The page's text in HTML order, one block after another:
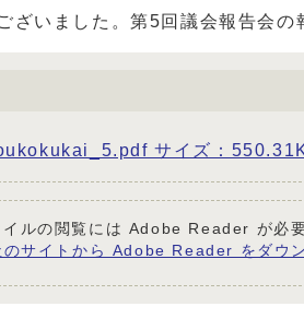
ざいました。第5回議会報告会
サイズ：
イルの閲覧には Adobe Reader が必
サイトから Adobe Reader をダウ